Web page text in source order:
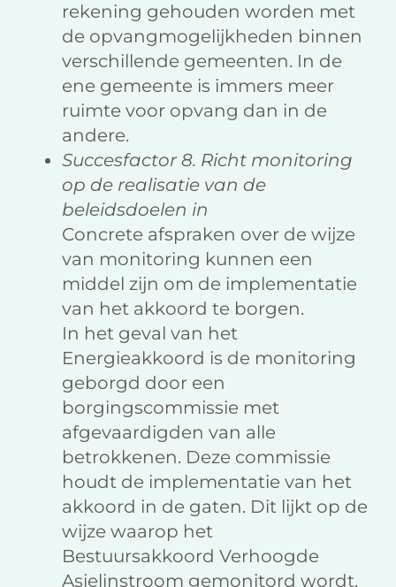
rekening gehouden worden met
de opvangmogelijkheden binnen
verschillende gemeenten. In de
ene gemeente is immers meer
ruimte voor opvang dan in de
andere.
Succesfactor 8. Richt monitoring
op de realisatie van de
beleidsdoelen in
Concrete afspraken over de wijze
van monitoring kunnen een
middel zijn om de implementatie
van het akkoord te borgen.
In het geval van het
Energieakkoord is de monitoring
geborgd door een
borgingscommissie met
afgevaardigden van alle
betrokkenen. Deze commissie
houdt de implementatie van het
akkoord in de gaten. Dit lijkt op de
wijze waarop het
Bestuursakkoord Verhoogde
Asielinstroom gemonitord wordt.